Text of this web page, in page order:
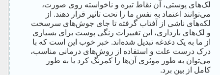
لک‌های پوستی، آن نقاط تیره و ناخواسته روی صورت،
می‌توانند اعتماد به نفس ما را تحت تاثیر قرار دهند. از
لکه‌های ناشی از آفتاب گرفته تا جای جوش‌های سرسخت
و لک‌های بارداری، این تغییرات رنگی پوست برای بسیاری
از ما به یک دغدغه تبدیل شده‌اند. خبر خوب این است که با
درک درست علت و استفاده از روش‌های درمانی مناسب،
می‌توان به طور موثری آن‌ها را کمرنگ کرد یا به طور
کامل از بین برد.